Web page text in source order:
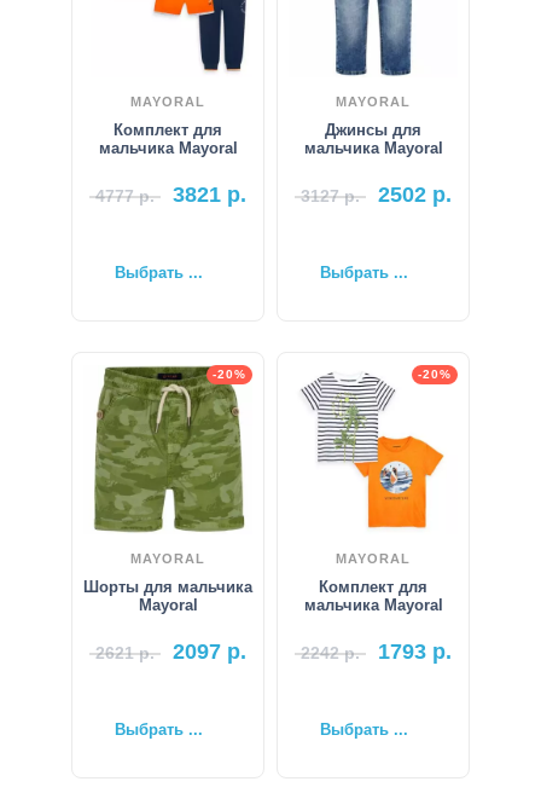
MAYORAL
Комплект для
мальчика Mayoral
4777р. 3821 р.
Выбрать ...
MAYORAL
Джинсы для
мальчика Mayoral
3127р. 2502 р.
Выбрать ...
-20%
MAYORAL
Шорты для мальчика
Mayoral
2621р. 2097 р.
Выбрать ...
-20%
MAYORAL
Комплект для
мальчика Mayoral
2242р. 1793 р.
Выбрать ...